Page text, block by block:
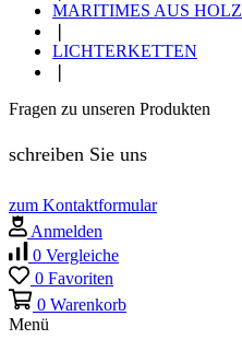
MARITIMES AUS HOLZ
LICHTERKETTEN
Fragen zu unseren Produkten
schreiben Sie uns
zum Kontaktformular
Anmelden
0 Vergleiche
0 Favoriten
0 Warenkorb
Menü